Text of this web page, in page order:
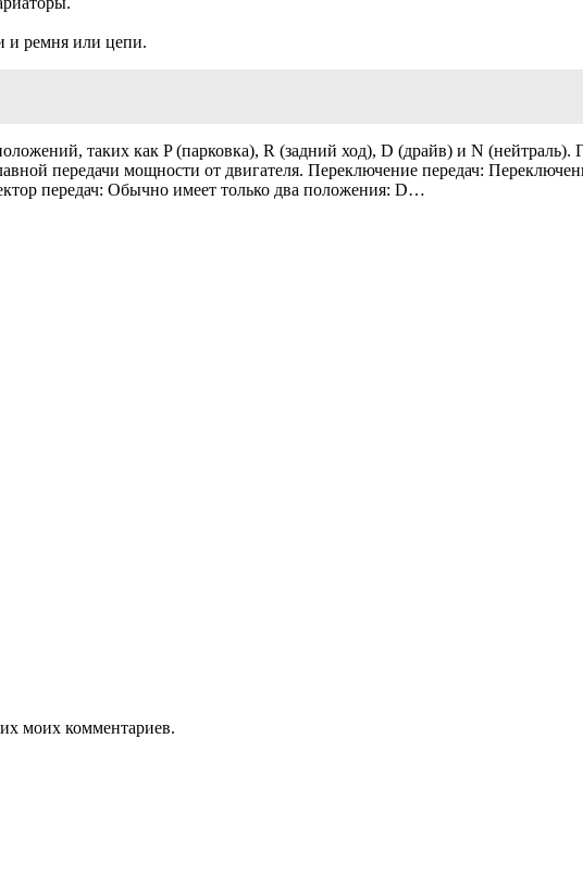
и ремня или цепи.
таких как P (парковка), R (задний ход), D (драйв) и N (нейтраль).
передачи мощности от двигателя. Переключение передач:
передач: Обычно имеет только два положения: D…
моих комментариев.